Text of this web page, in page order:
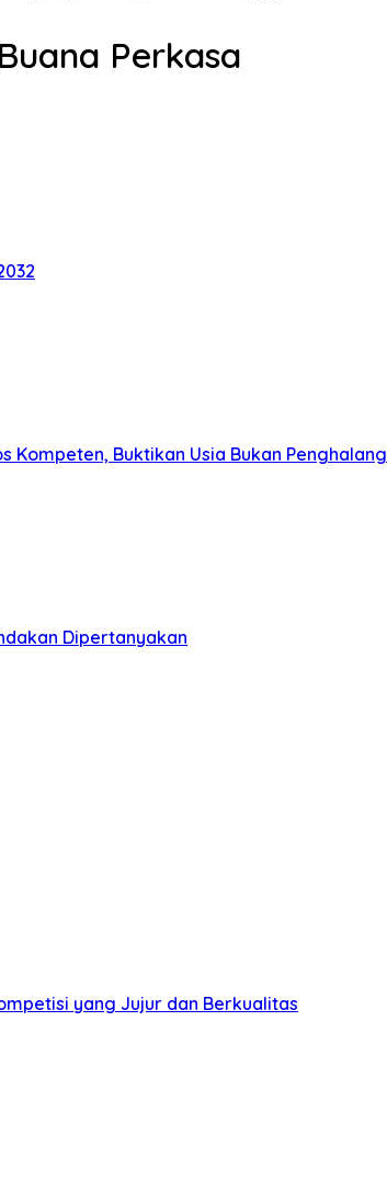
Perkasa
Kompeten, Buktikan Usia Bukan Penghalang
Dipertanyakan
yang Jujur dan Berkualitas